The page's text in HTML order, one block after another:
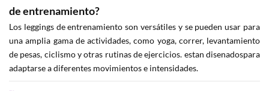
de entrenamiento?
Los leggings de entrenamiento son versátiles y se pueden usar para
una amplia gama de actividades, como yoga, correr, levantamiento
de pesas, ciclismo y otras rutinas de ejercicios. estan disenadospara
adaptarse a diferentes movimientos e intensidades.